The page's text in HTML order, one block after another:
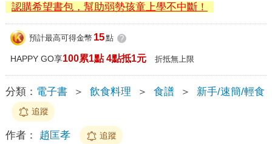
認購希望書包，幫助弱勢孩童上學不中斷！
預計最高可得金幣 15點 ?
HAPPY GO享100累1點 4點抵1元 折抵無上限
分類： 電子書 ＞ 飲食料理 ＞ 食譜 ＞ 新手/速簡/輕食
追蹤
作者： 趙匡孝 追蹤